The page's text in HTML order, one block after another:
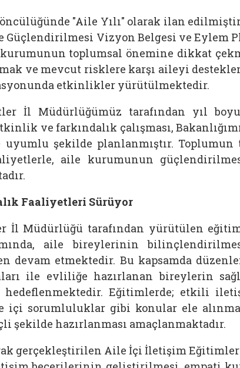
öncülüğünde "Aile Yılı" olarak ilan
Güçlendirilmesi Vizyon Belgesi ve Eylem
kurumunun toplumsal önemine dikkat
ve mevcut risklere karşı aileyi
etkinlikler yürütülmektedir.
İl Müdürlüğümüz tarafından yıl
ve farkındalık çalışması,
şekilde planlanmıştır. Toplumun
aile kurumunun
Faaliyetleri Sürüyor
İl Müdürlüğü tarafından yürütülen
aile bireylerinin
devam etmektedir. Bu kapsamda
ile evliliğe hazırlanan bireylerin
Eğitimlerde; etkili
içi sorumluluklar gibi konular ele
hazırlanması amaçlanmaktadır.
gerçekleştirilen Aile İçi İletişim